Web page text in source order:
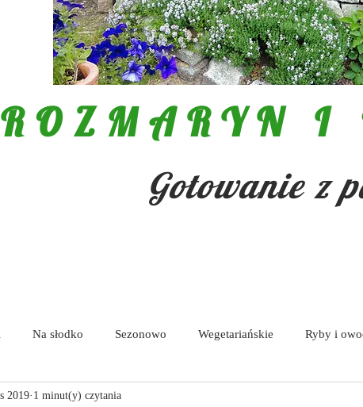
ROZMARYN I
Gotowanie z
Na słodko Sezonowo Wegetariańskie Ryby i
Aktualności Pasty i dipy
2019 1 minut(y) czytania